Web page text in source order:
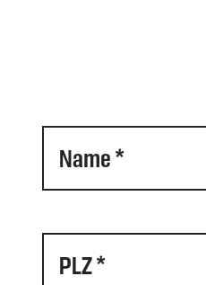
Name *
PLZ *